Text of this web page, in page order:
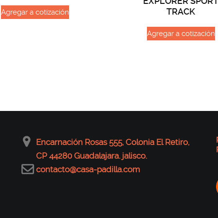
Agregar a cotización
TRACK
Agregar a cotización
Encarnación Rosas 555, Colonia El Retiro,
CP 44280 Guadalajara. jalisco.
contacto@casa-padilla.com